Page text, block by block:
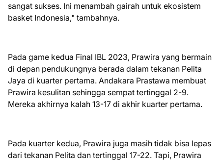
sangat sukses. Ini menambah gairah untuk ekosistem
basket Indonesia," tambahnya.
Pada game kedua Final IBL 2023, Prawira yang bermain
di depan pendukungnya berada dalam tekanan Pelita
Jaya di kuarter pertama. Andakara Prastawa membuat
Prawira kesulitan sehingga sempat tertinggal 2-9.
Mereka akhirnya kalah 13-17 di akhir kuarter pertama.
Pada kuarter kedua, Prawira juga masih tidak bisa lepas
dari tekanan Pelita dan tertinggal 17-22. Tapi, Prawira